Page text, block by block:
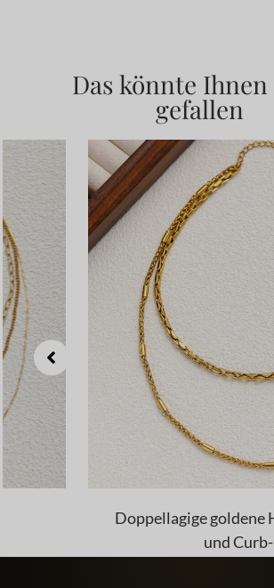
Das könnte Ihnen
gefallen
Doppellagige goldene
und Curb-Ketten